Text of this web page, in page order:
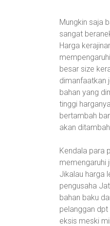
Mungkin saja
sangat
Harga
mempengaruhi
besar size
dimanfaatkan
bahan yang
tinggi
bertambah
akan
Kendala para
memengaruhi
Jikalau harga
pengusaha
bahan baku
pelanggan
eksis meski